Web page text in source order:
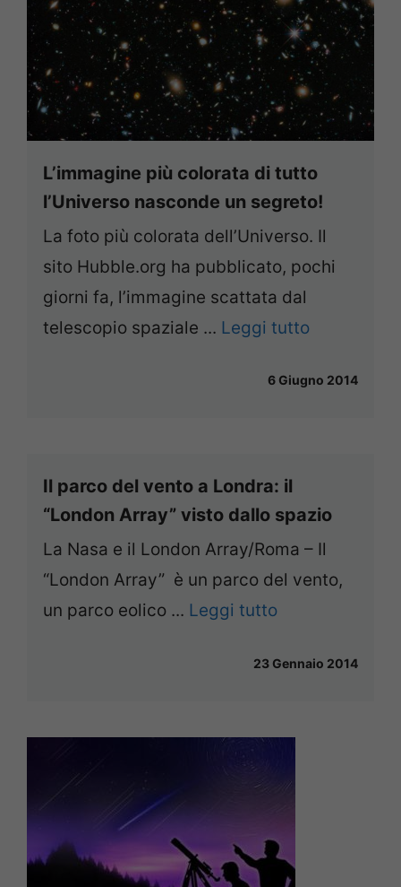
L’immagine più colorata di tutto
l’Universo nasconde un segreto!
La foto più colorata dell’Universo. Il
sito Hubble.org ha pubblicato, pochi
giorni fa, l’immagine scattata dal
telescopio spaziale ... Leggi tutto
6 Giugno 2014
Il parco del vento a Londra: il
“London Array” visto dallo spazio
La Nasa e il London Array/Roma – Il
“London Array” è un parco del vento,
un parco eolico ... Leggi tutto
23 Gennaio 2014